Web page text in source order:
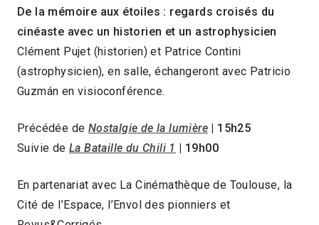
De la mémoire aux étoiles : regards croisés du
cinéaste avec un historien et un astrophysicien
Clément Pujet (historien) et Patrice Contini
(astrophysicien), en salle, échangeront avec Patricio
Guzmán en visioconférence.
Précédée de Nostalgie de la lumière | 15h25
Suivie de La Bataille du Chili 1 | 19h00
En partenariat avec La Cinémathèque de Toulouse, la
Cité de l’Espace, l’Envol des pionniers et